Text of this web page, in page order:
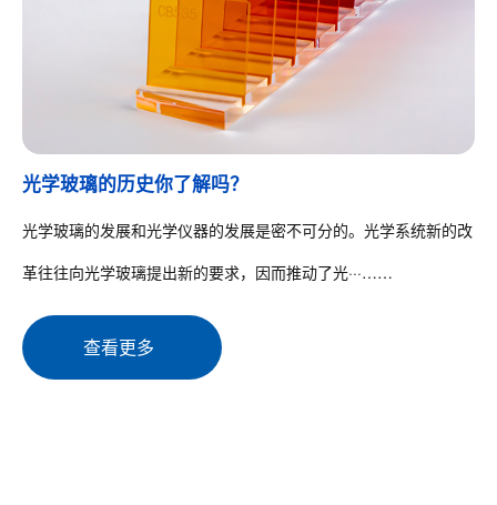
光学玻璃的历史你了解吗？
光学玻璃的发展和光学仪器的发展是密不可分的。光学系统新的改
革往往向光学玻璃提出新的要求，因而推动了光···……
查看更多